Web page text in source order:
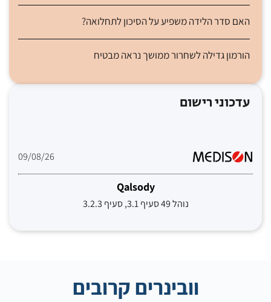
האם סדר הלידה משפיע על הסיכון לתחלואה?
הורמון גדילה לשחרור ממושך נראה מבטיח
עדכוני רישום
09/08/26
Qalsody
נוהל 49 סעיף 3.1, סעיף 3.2.3
וובינרים קרובים